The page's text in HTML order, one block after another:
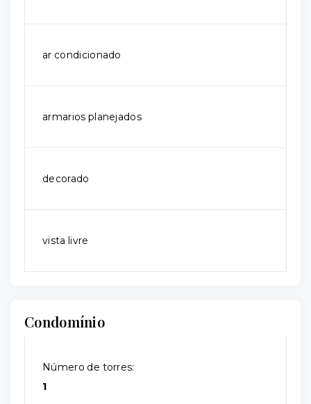
ar condicionado
armarios planejados
decorado
vista livre
Condomínio
Número de torres:
1